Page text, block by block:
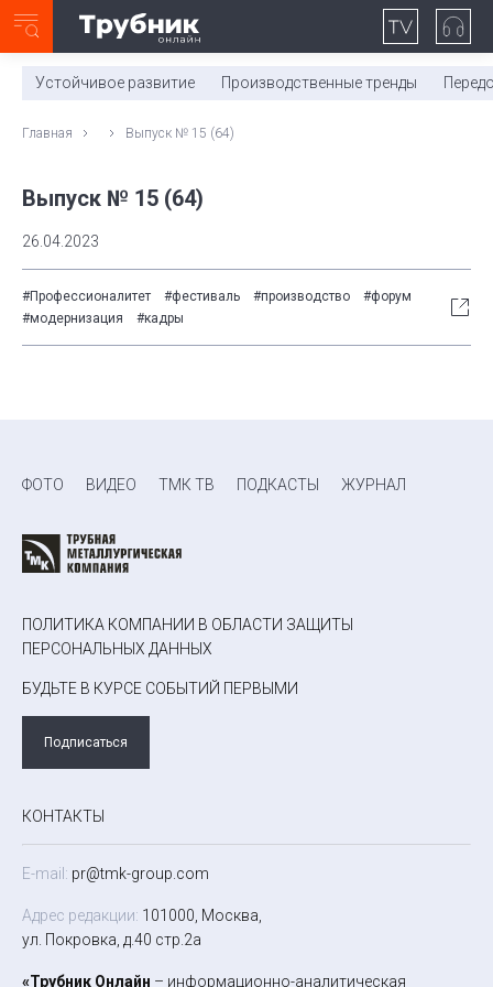
0:00/ 11:03
Устойчивое развитие Производственные тренды
Главная Выпуск № 15 (64)
Выпуск № 15 (64)
26.04.2023
#Профессионалитет #фестиваль #производство
#форум
#модернизация
#кадры
ФОТО ВИДЕО ТМК ТВ ПОДКАСТЫ ЖУРНАЛ
ПОЛИТИКА КОМПАНИИ В ОБЛАСТИ ЗАЩИТЫ
ПЕРСОНАЛЬНЫХ ДАННЫХ
БУДЬТЕ В КУРСЕ СОБЫТИЙ ПЕРВЫМИ
Подписаться
КОНТАКТЫ
E-mail: pr@tmk-group.com
Адрес редакции: 101000, Москва,
ул. Покровка, д.40 стр.2а
«Трубник Онлайн – информационно-аналитическая